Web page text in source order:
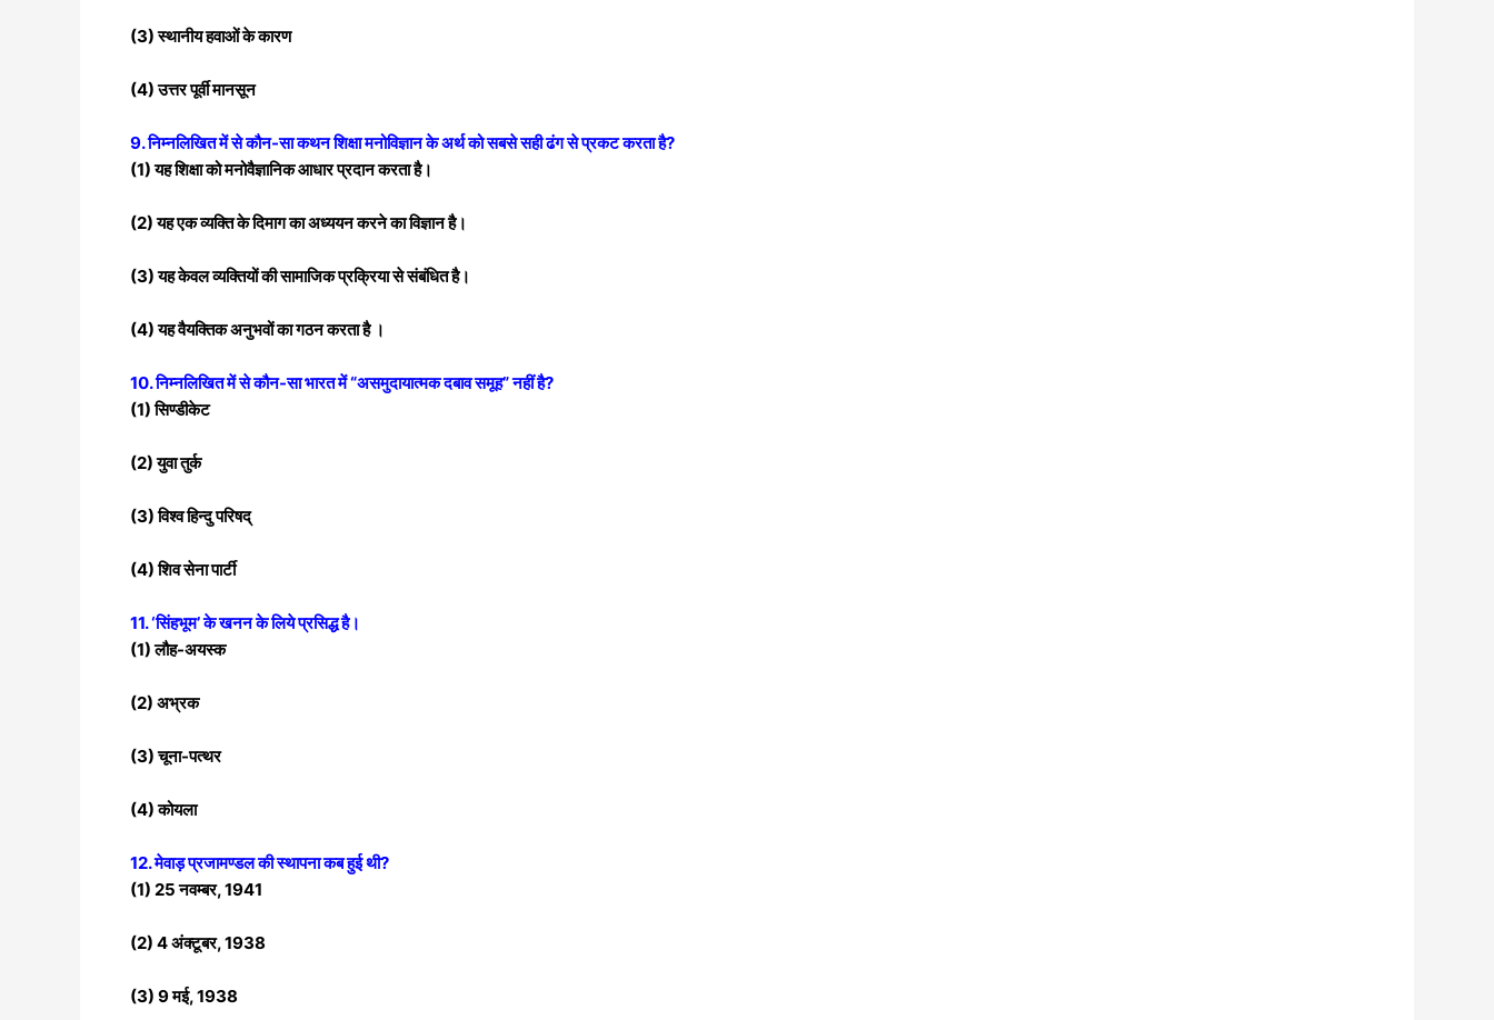
(3) स्थानीय हवाओं के कारण
(4) उत्तर पूर्वी मानसून
9. निम्नलिखित में से कौन-सा कथन शिक्षा मनोविज्ञान के अर्थ को सबसे सही ढंग से प्रकट करता है?
(1) यह शिक्षा को मनोवैज्ञानिक आधार प्रदान करता है।
(2) यह एक व्यक्ति के दिमाग का अध्ययन करने का विज्ञान है।
(3) यह केवल व्यक्तियों की सामाजिक प्रक्रिया सेसंबंधित है।
(4) यह वैयक्तिक अनुभवों का गठन करता है ।
10. निम्नलिखित में से कौन-सा भारत में “असमुदायात्मक दबाव समूह” नहीं है?
(1) सिण्डीकेट
(2) युवा तुर्क
(3) विश्व हिन्दु परिषद्
(4) शिव सेना पार्टी
11. ‘सिंहभूम’ के खनन के लियेप्रसिद्ध है।
(1) लौह-अयस्क
(2) अभ्रक
(3) चूना-पत्थर
(4) कोयला
12. मेवाड़ प्रजामण्डल की स्थापना कब हुई थी?
(1) 25 नवम्बर, 1941
(2) 4 अंक्टूबर, 1938
(3) 9 मई, 1938